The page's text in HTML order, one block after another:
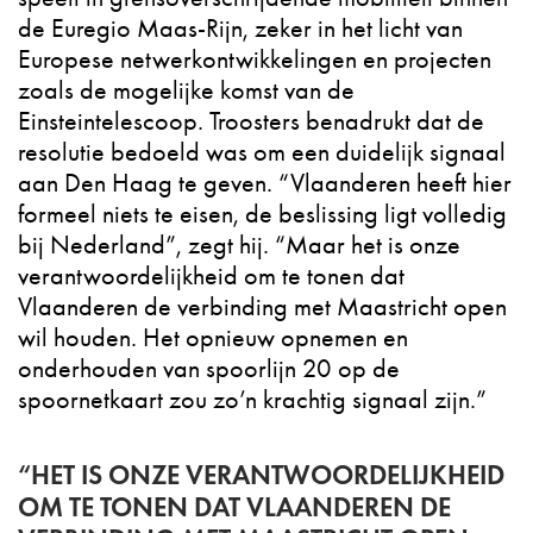
de Euregio Maas-Rijn, zeker in het licht van
Europese netwerkontwikkelingen en projecten
zoals de mogelijke komst van de
Einsteintelescoop. Troosters benadrukt dat de
resolutie bedoeld was om een duidelijk signaal
aan Den Haag te geven. “Vlaanderen heeft hier
formeel niets te eisen, de beslissing ligt volledig
bij Nederland”, zegt hij. “Maar het is onze
verantwoordelijkheid om te tonen dat
Vlaanderen de verbinding met Maastricht open
wil houden. Het opnieuw opnemen en
onderhouden van spoorlijn 20 op de
spoornetkaart zou zo’n krachtig signaal zijn.”
“HET IS ONZE VERANTWOORDELIJKHEID
OM TE TONEN DAT VLAANDEREN DE